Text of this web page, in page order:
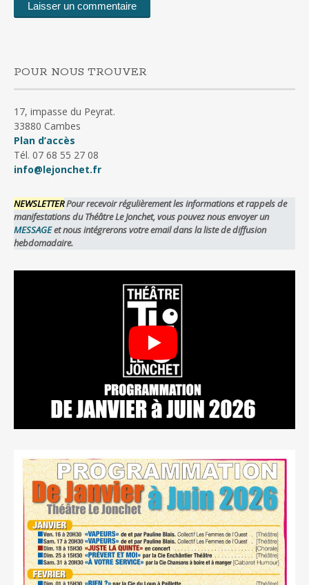
POUR NOUS TROUVER
17, impasse du Peyrat.
33880 Cambes
Plan d’accès
Tél. 07 68 55 27 08
info@lejonchet.fr
NEWSLETTERPour recevoir régulièrement les informations et rappels de
manifestations du Théâtre Le Jonchet, vous pouvez nous envoyer un
MESSAGEet nous intégrerons votre email dans la liste de diffusion
hebdomadaire.